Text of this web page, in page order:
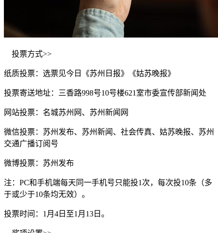
投票方式>>
纸质投票：选票见今日《苏州日报》《姑苏晚报》
投票寄送地址：三香路998号10号楼621室市委宣传部新闻处
网站投票：名城苏州网、苏州新闻网
微信投票：苏州发布、苏州新闻、社会传真、姑苏晚报、苏州
交通广播订阅号
微博投票：苏州发布
注：PC和手机端每天同一手机号只能投1次，每次投10条（多
于或少于10条均无效）。
投票时间：1月4日至1月13日。